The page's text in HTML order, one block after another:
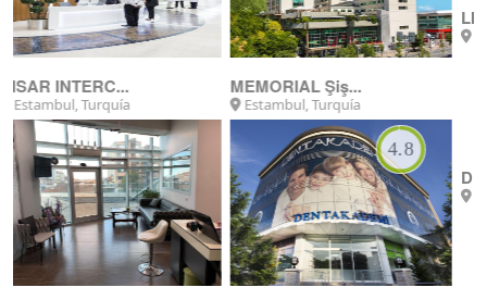
LIV Vadistan...
Estambul, Turquía
Florence Nig...
Estambul, Turquía
5.0
ESNAN - Topk...
4.6
Estambul, Turquía